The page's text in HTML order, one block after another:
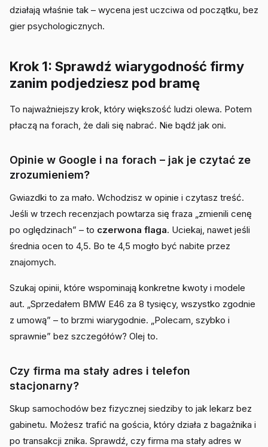
działają właśnie tak – wycena jest uczciwa od początku, bez
gier psychologicznych.
Krok 1: Sprawdź wiarygodność firmy
zanim podjedziesz pod bramę
To najważniejszy krok, który większość ludzi olewa. Potem
płaczą na forach, że dali się nabrać. Nie bądź jak oni.
Opinie w Google i na forach – jak je czytać ze
zrozumieniem?
Gwiazdki to za mało. Wchodzisz w opinie i czytasz treść.
Jeśli w trzech recenzjach powtarza się fraza „zmienili cenę
po oględzinach” – to czerwona flaga. Uciekaj, nawet jeśli
średnia ocen to 4,5. Bo te 4,5 mogło być nabite przez
znajomych.
Szukaj opinii, które wspominają konkretne kwoty i modele
aut. „Sprzedałem BMW E46 za 8 tysięcy, wszystko zgodnie
z umową” – to brzmi wiarygodnie. „Polecam, szybko i
sprawnie” bez szczegółów? Olej to.
Czy firma ma stały adres i telefon
stacjonarny?
Skup samochodów bez fizycznej siedziby to jak lekarz bez
gabinetu. Możesz trafić na gościa, który działa z bagażnika i
po transakcji znika. Sprawdź, czy firma ma stały adres w